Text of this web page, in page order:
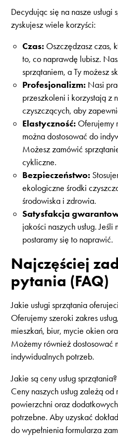
Decydując się na nasze
zyskujesz wiele korzyści:
Czas: Oszczędzasz czas,
to, co naprawdę lubisz.
sprzątaniem, a Ty możesz
Profesjonalizm: Nasi
przeszkoleni i korzystają z
czyszczących, aby
Elastyczność: Oferujemy
można dostosować do
Możesz zamówić
cykliczne.
Bezpieczeństwo:
ekologiczne środki
środowiska i zdrowia.
Satysfakcja
jakości naszych usług.
postaramy się to naprawić.
Najczęściej
pytania (FAQ)
Jakie usługi sprzątania
Oferujemy szeroki zakres
mieszkań, biur, mycie okien
Możemy również dostosować
indywidualnych potrzeb.
Jakie są ceny usług sprzątania?
Ceny naszych usług zależą
powierzchni oraz
potrzebne. Aby uzyskać
do wypełnienia formularza